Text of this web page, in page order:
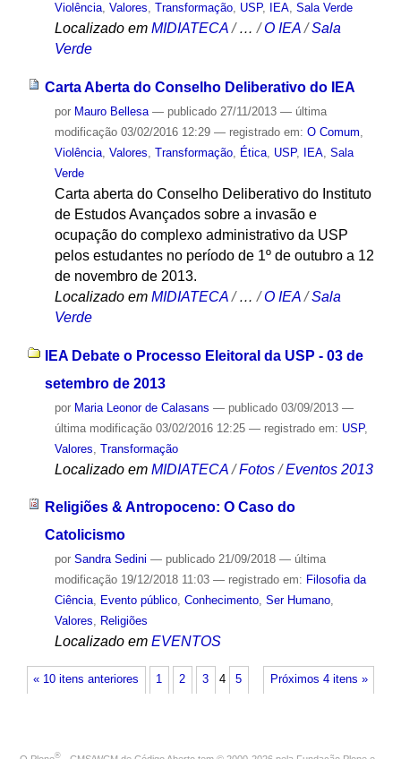
Violência, Valores, Transformação, USP, IEA, Sala Verde
Localizado em MIDIATECA /…/O IEA /Sala
Verde
Carta Aberta do Conselho Deliberativo do IEA
por Mauro Bellesa — publicado27/11/2013 — última
modificação03/02/2016 12:29 — registrado em: O Comum
Violência, Valores Transformação, Ética, USP, IEA, Sala
Verde
Carta aberta do Conselho Deliberativo do Instituto
de Estudos Avançados sobre a invasão e
ocupação do complexo administrativo da USP
pelos estudantes no período de 1º de outubro a 12
de novembro de 2013.
Localizado em MIDIATECA /…/O IEA /Sala
Verde
IEA Debate o Processo Eleitoral da USP - 03 de
setembro de 2013
por Maria Leonor de Calasans — publicado03/09/2013 —
última modificação03/02/2016 12:25 — registrado em: USP,
Valores Transformação
Localizado em MIDIATECA /Fotos /Eventos 2013
Religiões & Antropoceno: O Caso do
Catolicismo
por Sandra Sedini — publicado21/09/2018 — última
modificação19/12/2018 11:03 — registrado em: Filosofia da
Ciência, Evento público, Conhecimento, Ser Humano,
Valores, Religiões
Localizado em EVENTOS
« 10 itens anteriores Próximos 4 itens »
1 2 3 4 5
®